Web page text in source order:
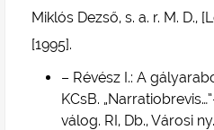
Miklós Dezső, s. a. r. M. D.,
[1995].
– Révész I.: A
KCsB.
válog. RI, Db., Városi